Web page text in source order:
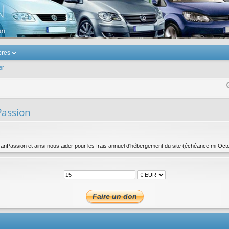
Touran
et ainsi nous aider pour les frais annuel d'hébergement du site (échéance mi